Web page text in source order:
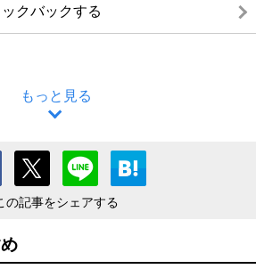
クバックする
もっと見る
の記事をシェアする